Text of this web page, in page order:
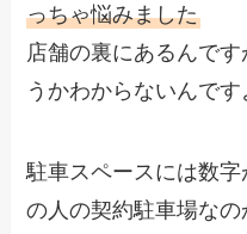
っちゃ悩みました
店舗の裏にあるんで
うかわからないんです
駐車スペースには数
の人の契約駐車場なの